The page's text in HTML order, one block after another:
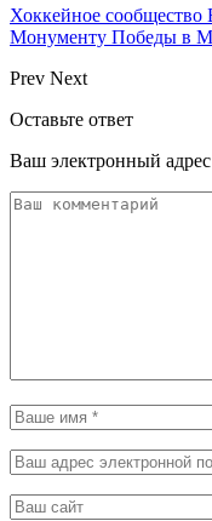
Хоккейное сообщество
Монументу Победы в
Prev Next
Оставьте ответ
Ваш электронный